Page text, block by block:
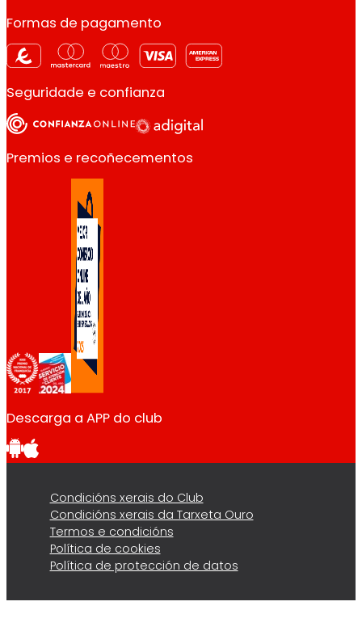
Formas de pagamento
Seguridade e confianza
Premios e recoñecementos
Descarga a APP do club
Condicións xerais do Club
Condicións xerais da Tarxeta Ouro
Termos e condicións
Política de cookies
Política de protección de datos